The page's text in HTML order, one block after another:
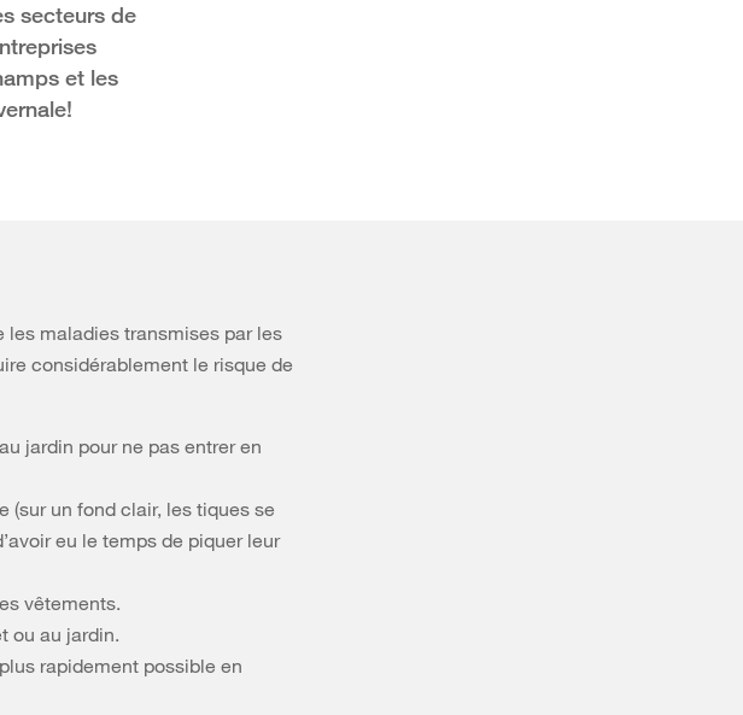
secteurs de
et les
les maladies transmises par les
considérablement le risque de
jardin pour ne pas entrer en
(sur un fond clair, les tiques se
eu le temps de piquer leur
vêtements.
ou au jardin.
rapidement possible en